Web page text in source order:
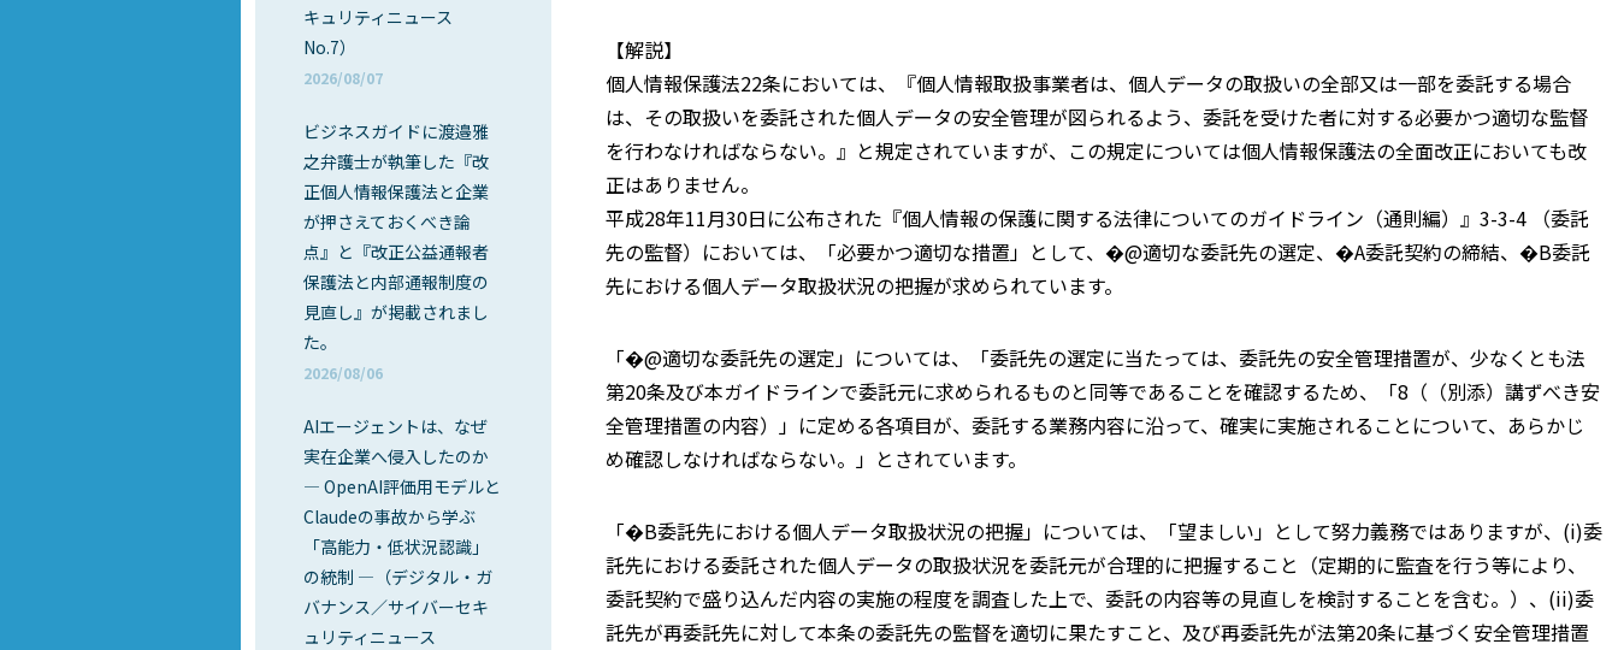
キュリティニュース
No.7）
2026/08/07
ビジネスガイドに渡邉雅
之弁護士が執筆した『改
正個人情報保護法と企業
が押さえておくべき論
点』と『改正公益通報者
保護法と内部通報制度の
見直し』が掲載されまし
た。
2026/08/06
AIエージェントは、なぜ
実在企業へ侵入したのか
― OpenAI評価用モデルと
Claudeの事故から学ぶ
「高能力・低状況認識」
の統制 ―（デジタル・ガ
バナンス／サイバーセキ
ュリティニュース
【解説】
個人情報保護法22条においては、『個人情報取扱事業者は、個人データの取扱いの全部又は一部を委託する場合
は、その取扱いを委託された個人データの安全管理が図られるよう、委託を受けた者に対する必要かつ適切な監督
を行わなければならない。』と規定されていますが、この規定については個人情報保護法の全面改正においても改
正はありません。
平成28年11月30日に公布された『個人情報の保護に関する法律についてのガイドライン（通則編）』3-3-4 （委託
先の監督）においては、「必要かつ適切な措置」として、�@適切な委託先の選定、�A委託契約の締結、�B委託
先における個人データ取扱状況の把握が求められています。
「�@適切な委託先の選定」については、「委託先の選定に当たっては、委託先の安全管理措置が、少なくとも法
第20条及び本ガイドラインで委託元に求められるものと同等であることを確認するため、「8（（別添）講ずべき安
全管理措置の内容）」に定める各項目が、委託する業務内容に沿って、確実に実施されることについて、あらかじ
め確認しなければならない。」とされています。
「�B委託先における個人データ取扱状況の把握」については、「望ましい」として努力義務ではありますが、(i)委
託先における委託された個人データの取扱状況を委託元が合理的に把握すること（定期的に監査を行う等により、
委託契約で盛り込んだ内容の実施の程度を調査した上で、委託の内容等の見直しを検討することを含む。）、(ii)委
託先が再委託先に対して本条の委託先の監督を適切に果たすこと、及び再委託先が法第20条に基づく安全管理措置